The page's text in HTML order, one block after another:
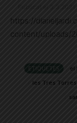
https://
content/uploads/
ETIQUETES el
les Tres Torres